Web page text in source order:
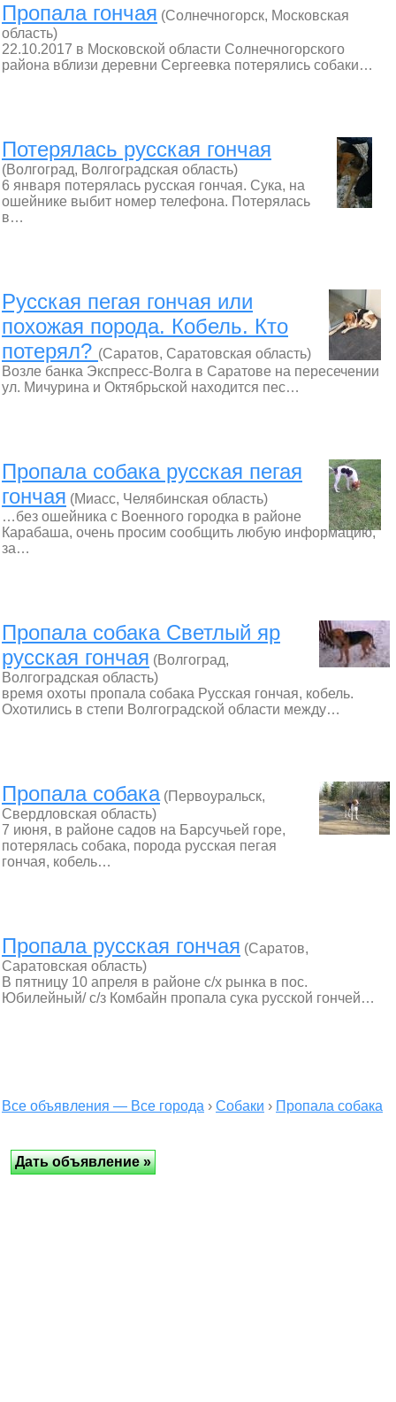
Пропала гончая (Солнечногорск, Московская
область)
22.10.2017 в Московской области Солнечногорского
района вблизи деревни Сергеевка потерялись собаки…
Потерялась русская гончая
(Волгоград, Волгоградская область)
6 января потерялась русская гончая. Сука, на
ошейнике выбит номер телефона. Потерялась
в…
Русская пегая гончая или
похожая порода. Кобель. Кто
потерял? (Саратов, Саратовская область)
Возле банка Экспресс-Волга в Саратове на пересечении
ул. Мичурина и Октябрьской находится пес…
Пропала собака русская пегая
гончая (Миасс, Челябинская область)
…без ошейника с Военного городка в районе
Карабаша, очень просим сообщить любую информацию,
за…
Пропала собака Светлый яр
русская гончая (Волгоград,
Волгоградская область)
время охоты пропала собака Русская гончая, кобель.
Охотились в степи Волгоградской области между…
Пропала собака(Первоуральск,
Свердловская область)
7 июня, в районе садов на Барсучьей горе,
потерялась собака, порода русская пегая
гончая, кобель…
Пропала русская гончая (Саратов,
Саратовская область)
В пятницу 10 апреля в районе с/х рынка в пос.
Юбилейный/ с/з Комбайн пропала сука русской гончей…
Все объявления — Все города › Собаки › Пропала собака